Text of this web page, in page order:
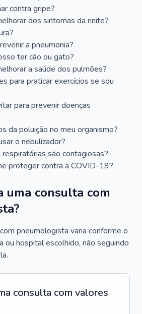
contra gripe?
dos sintomas da rinite?
a pneumonia?
ter cão ou gato?
a saúde dos pulmões?
para praticar exercícios se sou
para prevenir doenças
da poluição no meu organismo?
o nebulizador?
respiratórias são contagiosas?
proteger contra a COVID-19?
uma consulta com
pneumologista varia conforme o
ou hospital escolhido, não seguindo
consulta com valores